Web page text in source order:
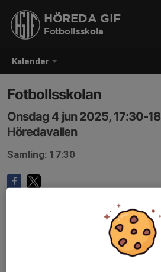
Kalender
HÖREDA GIF
Fotbollsskola
Fotbollsskolan
Onsdag 4 jun 2025, 17:30-
Höredavallen
Samling: 17:30